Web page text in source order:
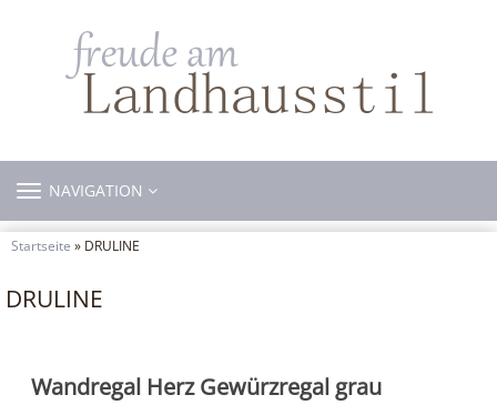
TOGGLE
NAVIGATION
Startseite » DRULINE
DRULINE
Wandregal Herz Gewürzregal grau